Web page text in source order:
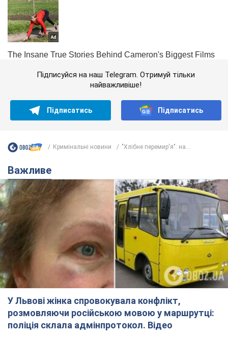
Підписуйся на наш Telegram. Отримуй тільки
найважливіше!
Підписатись Підписатись
Кримінальні новини "Хлібне перемир'я": на...
Важливе
У Львові жінка спровокувала конфлікт,
розмовляючи російською мовою у маршрутці:
поліція склала адмінпротокол. Відео